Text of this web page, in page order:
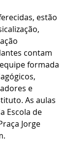
estão
contam
formada
e
As aulas
Escola de
Jorge